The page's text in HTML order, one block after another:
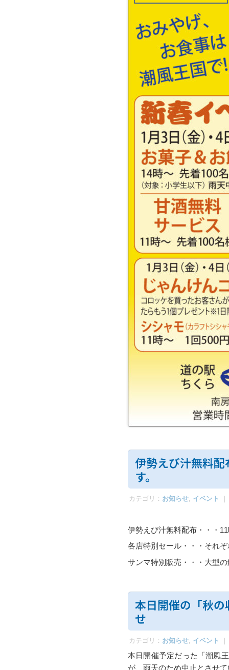
伊勢えび汁無料
す。
カテゴリ： お知らせ, イベント
伊勢えび汁無料配布・・・
各店特別セール・・・それ
サンマ特別販売・・・大型
本日開催の「秋
せ
カテゴリ： お知らせ イベント
本日開催予定だった「潮風
が、雨天のため中止とさせ